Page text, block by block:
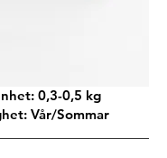
0,3-0,5 kg
Vår/Sommar